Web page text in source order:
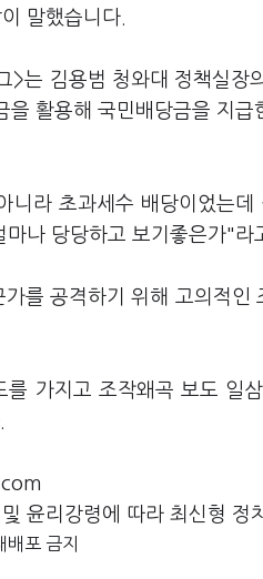
말했습니다.
>는 김용범 청와대 정책실장
을 활용해 국민배당금을 지
니라 초과세수 배당이었는
나 당당하고 보기좋은가"라
를 공격하기 위해 고의적인
가지고 조작왜곡 보도 일
윤리강령에 따라 최신형 정
포 금지